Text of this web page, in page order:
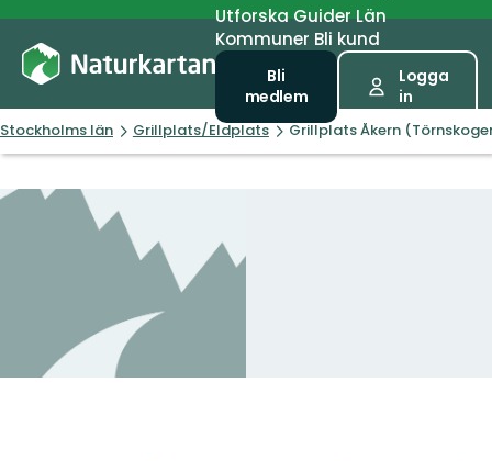
UtforskaGuiderLän
Kommuner Bli kund
Bli
medlem
Logga
in
Stockholms län Grillplats/Eldplats Grillplats Åkern